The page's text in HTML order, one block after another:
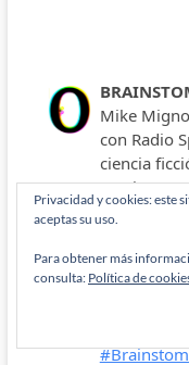
Privacidad y cookies: este
aceptas su uso.
Para obtener más
consulta: Política de